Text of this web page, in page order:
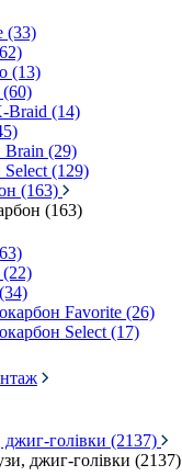
(33)
(13)
(60)
Braid (14)
(29)
(129)
(163)
(163)
(22)
Favorite (26)
Select (17)
джиг-голівки (2137)
джиг-голівки (2137)